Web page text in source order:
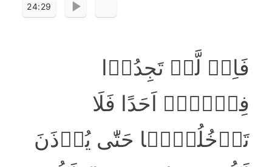
24:29
فَاِنۡ لَّمۡ تَجِدُوۡا
فِیۡہَاۤ اَحَدًا فَلَا
تَدۡخُلُوۡہَا حَتّٰی یُؤۡذَنَ